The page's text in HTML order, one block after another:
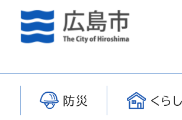
防災 くら